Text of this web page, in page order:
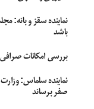
نماینده سقز و بانه:
باشد
بررسی امکانات صرافی
نماینده سلماس:
صفر برساند